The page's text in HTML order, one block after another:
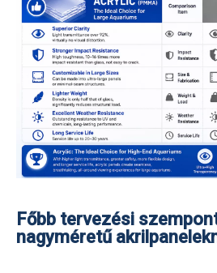
Főbb tervezési
nagyméretű